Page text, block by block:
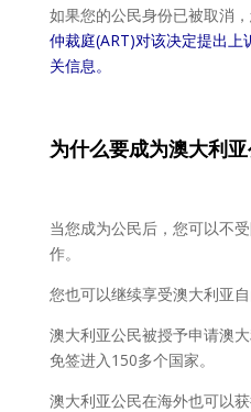
如果您的公民身份已被取消
仲裁庭(ART)对该决定提出
关信息。
为什么要成为澳大利
当您成为公民后，您可以不
作。
您也可以继续享受澳大利亚自
澳大利亚公民被授予申请澳
免签进入150多个国家。
澳大利亚公民在海外也可以